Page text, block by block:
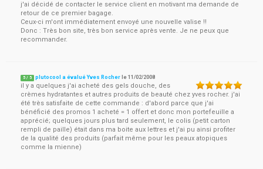
j'ai décidé de contacter le service client en motivant ma demande de
retour de ce premier bagage.
Ceux-ci m'ont immédiatement envoyé une nouvelle valise !!
Donc : Très bon site, très bon service après vente. Je ne peux que
recommander.
5 / 5 plutocool a évalué Yves Rocher le11/02/2008
il y a quelques j'ai acheté des gels douche, des
crèmes hydratantes et autres produits de beauté chez yves rocher. j'ai
été très satisfaite de cette commande : d'abord parce que j'ai
bénéficié des promos 1 acheté = 1 offert et donc mon portefeuille a
apprécié; quelques jours plus tard seulement, le colis (petit carton
rempli de paille) était dans ma boite aux lettres et j'ai pu ainsi profiter
de la qualité des produits (parfait même pour les peaux atopiques
comme la mienne)